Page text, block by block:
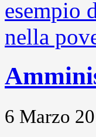
6 Marzo